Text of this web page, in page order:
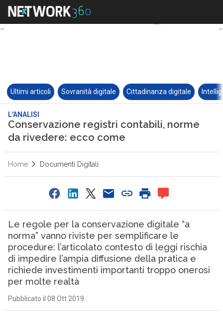
Ultimi articoli Sovranità digitale Cittadinanza digitale
L'ANALISI
Conservazione registri contabili, norme
da rivedere: ecco come
Home Documenti Digitali
Le regole per la conservazione digitale “a
norma” vanno riviste per semplificare le
procedure: l’articolato contesto di leggi rischia
di impedire l’ampia diffusione della pratica e
richiede investimenti importanti troppo onerosi
per molte realtà
Pubblicato il 08 Ott 2019